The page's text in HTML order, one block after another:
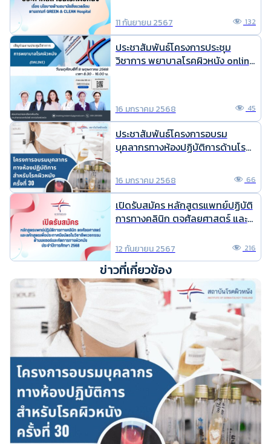
o
k
Li
n
k
11 กันยายน 2567 132
ประชาสัมพันธ์โครงการประชุม
วิชาการ พยาบาลโรคผิวหนัง online
16 มกราคม 2568 45
ประชาสัมพันธ์โครงการอบรม
บุคลากรทางห้องปฏิบัติการด้านโรค
16 มกราคม 2568 66
เปิดรับสมัคร หลักสูตรแพทย์ปฏิบัติ
การทางคลินิก ตจศัลยศาสตร์ และ
วิชาชีพเวชกรรม ด้านเลเซอร์และหัต
การทางผิวหนัง ประจำปีการศึกษา
2568
12 กันยายน 2567 216
ข่าวที่เกี่ยวข้อง